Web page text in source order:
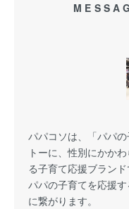
パパコソは、「パパ
トーに、性別にかか
る子育て応援ブランド
パパの子育てを応援
に繋がります。